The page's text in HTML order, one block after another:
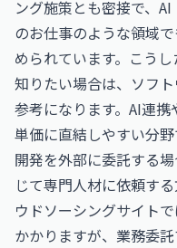
ング施策とも密接で、 AI
のお仕事のような領域
められています。こう
知りたい場合は、 ソフ
参考になります。AI連
単価に直結しやすい分野
開発を外部に委託する
じて専門人材に依頼す
ウドソーシングサイト
かかりますが、業務委